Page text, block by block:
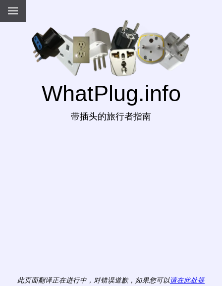
WhatPlug.info
带插头的旅行者指南
此页面翻译正在进行中，对错误道歉，如果您可以请在此处提